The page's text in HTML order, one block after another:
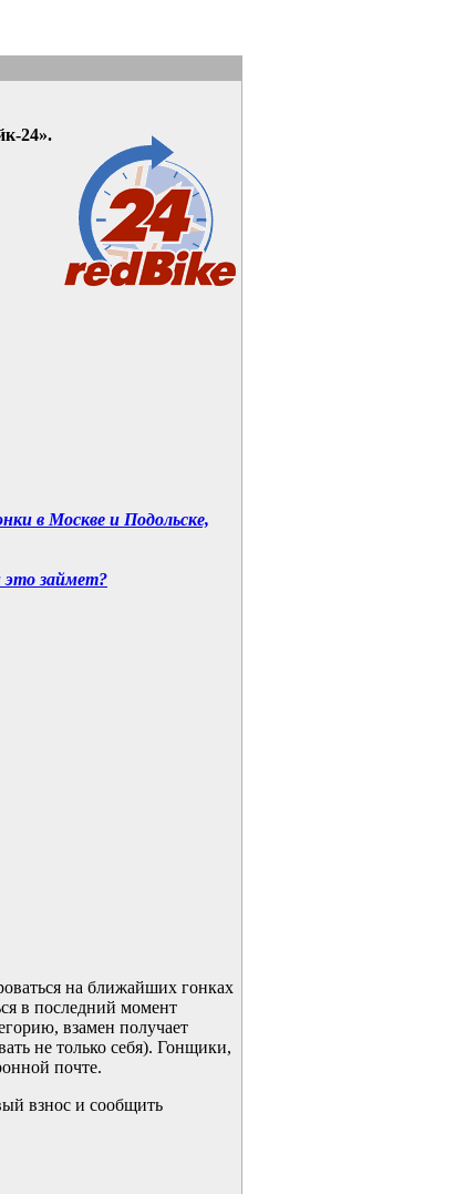
24».
в Москве и Подольске,
это займет?
на ближайших гонках
в последний момент
взамен получает
не только себя). Гонщики,
почте.
взнос и сообщить